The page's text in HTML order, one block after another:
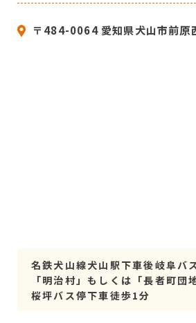
〒484-0064 愛知県犬山市前原
名鉄犬山線犬山駅下車後岐阜バ
「明治村」もしくは「長者町団
桜坪バス停下車徒歩1分